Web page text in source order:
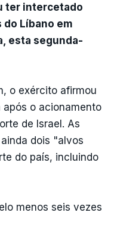
ter intercetado
Líbano em
esta segunda-
o exército afirmou
o acionamento
de Israel. As
dois "alvos
do país, incluindo
menos seis vezes